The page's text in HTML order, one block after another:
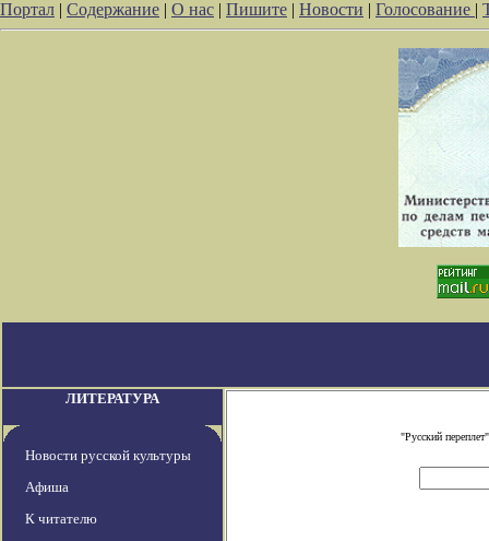
Портал | Содержание | О нас | Пишите | Новости | Голосование |
ЛИТЕРАТУРА
Новости русской культуры
Афиша
К читателю
"Русский